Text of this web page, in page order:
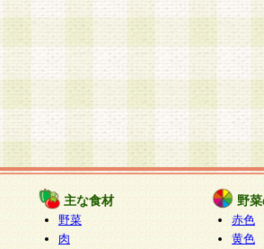
主な食材
野菜
肉
野
赤色
黄色